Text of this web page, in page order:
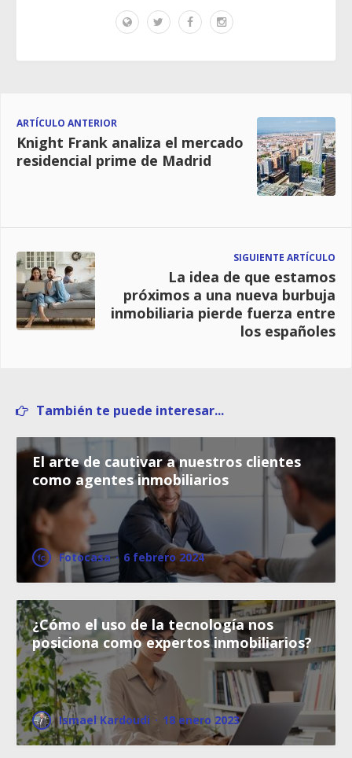
ARTÍCULO ANTERIOR
Knight Frank analiza el mercado
residencial prime de Madrid
SIGUIENTE ARTÍCULO
La idea de que estamos
próximos a una nueva burbuja
inmobiliaria pierde fuerza entre
los españoles
También te puede interesar...
El arte de cautivar a nuestros clientes
como agentes inmobiliarios
Fotocasa · 6 febrero 2024
¿Cómo el uso de la tecnología nos
posiciona como expertos inmobiliarios?
Ismael Kardoudi · 18 enero 2023